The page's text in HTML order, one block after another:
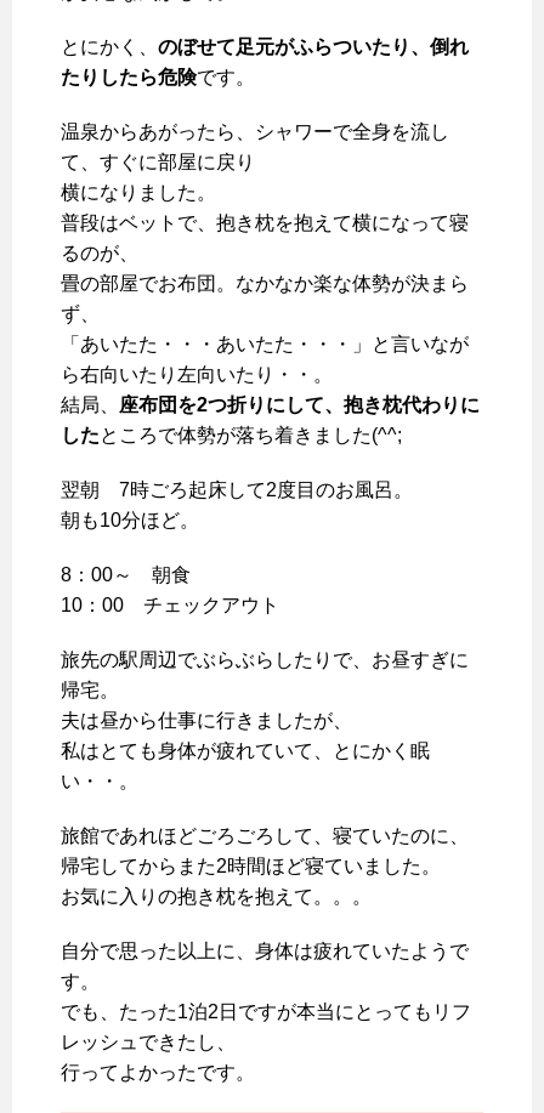
とにかく、 のぼせて足元がふらついたり、倒れ
たりしたら危険です。
温泉からあがったら、シャワーで全身を流し
て、すぐに部屋に戻り
横になりました。
普段はベットで、抱き枕を抱えて横になって寝
るのが、
畳の部屋でお布団。なかなか楽な体勢が決まら
ず、
「あいたた・・・あいたた・・・」と言いなが
ら右向いたり左向いたり・・。
結局、 座布団を2つ折りにして、抱き枕代わりに
したところで体勢が落ち着きました(^^;
翌朝 7時ごろ起床して2度目のお風呂。
朝も10分ほど。
8：00～ 朝食
10：00 チェックアウト
旅先の駅周辺でぶらぶらしたりで、お昼すぎに
帰宅。
夫は昼から仕事に行きましたが、
私はとても身体が疲れていて、とにかく眠
い・・。
旅館であれほどごろごろして、寝ていたのに、
帰宅してからまた2時間ほど寝ていました。
お気に入りの抱き枕を抱えて。。。
自分で思った以上に、身体は疲れていたようで
す。
でも、たった1泊2日ですが本当にとってもリフ
レッシュできたし、
行ってよかったです。